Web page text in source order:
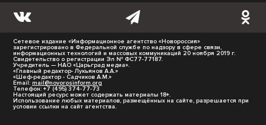
Сетевое издание «Информационное агентство «Новороссия»
зарегистрировано в Федеральной службе по надзору в сфере связи,
информационных технологий и массовых коммуникаций 20 ноября 2019 г.
Свидетельство о регистрации Эл № ФС77-77187.
Учредитель — НАО «Царьград медиа».
«Главный редактор- Лукьянов А.А.»
«Шеф-редактор - Садчиков А.М.»
Email: mail@novorosinform.org
Телефон: +7 (495) 374-77-73
Настоящий ресурс может содержать материалы 18+.
Использование любых материалов, размещённых на сайте, разрешается при
условии ссылки на сайт агентства.